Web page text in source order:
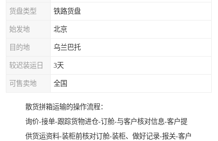
货盘类型 铁路货盘
始发地 北京
目的地 乌兰巴托
较迟装运日 3天
可售卖地 全国
散货拼箱运输的操作流程：
询价-接单-跟踪货物进仓-订舱-与客户核对信息-客户提
供货运资料-装柜前核对订舱-装柜、做好记录-报关-客户